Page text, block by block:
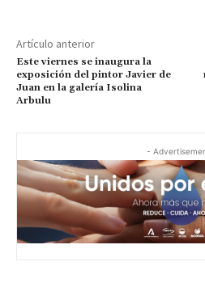
Artículo anterior
Este viernes se inaugura la
exposición del pintor Javier de
Juan en la galería Isolina
Arbulu
-